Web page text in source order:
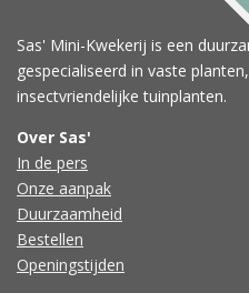
Sas' Mini-Kwekerij is een
gespecialiseerd in vaste
insectvriendelijke tuinplanten.
Over Sas'
In de pers
Onze aanpak
Duurzaamheid
Bestellen
Openingstijden